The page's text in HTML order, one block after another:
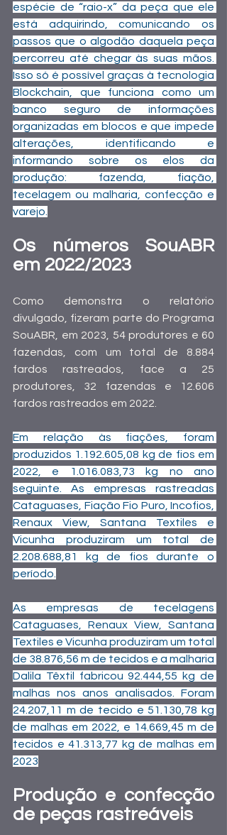
espécie de “raio-x” da peça que ele
está adquirindo, comunicando os
passos que o algodão daquela peça
percorreu até chegar às suas mãos.
Isso só é possível graças à tecnologia
Blockchain, que funciona como um
banco seguro de informações
organizadas em blocos e que impede
alterações, identificando e
informando sobre os elos da
produção: fazenda, fiação,
tecelagem ou malharia, confecção e
varejo.
Os números SouABR
em 2022/2023
Como demonstra o relatório
divulgado, fizeram parte do Programa
SouABR, em 2023, 54 produtores e 60
fazendas, com um total de 8.884
fardos rastreados, face a 25
produtores, 32 fazendas e 12.606
fardos rastreados em 2022.
Em relação às fiações, foram
produzidos 1.192.605,08 kg de fios em
2022, e 1.016.083,73 kg no ano
seguinte. As empresas rastreadas
Cataguases, Fiação Fio Puro, Incofios,
Renaux View, Santana Textiles e
Vicunha produziram um total de
2.208.688,81 kg de fios durante o
período.
As empresas de tecelagens
Cataguases, Renaux View, Santana
Textiles e Vicunha produziram um total
de 38.876,56 m de tecidos e a malharia
Dalila Têxtil fabricou 92.444,55 kg de
malhas nos anos analisados. Foram
24.207,11 m de tecido e 51.130,78 kg
de malhas em 2022, e 14.669,45 m de
tecidos e 41.313,77 kg de malhas em
2023
Produção e confecção
de peças rastreáveis